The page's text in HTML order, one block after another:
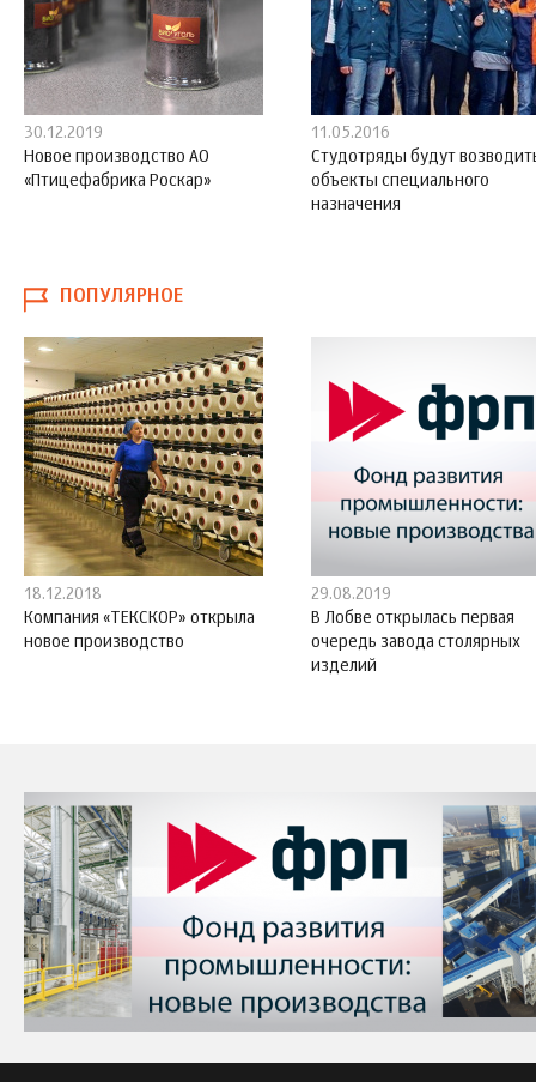
30.12.2019
Новое производство АО
«Птицефабрика Роскар»
11.05.2016
Студотряды будут
объекты специального
назначения
ПОПУЛЯРНОЕ
18.12.2018
Компания «ТЕКСКОР» открыла
новое производство
29.08.2019
В Лобве открылась первая
очередь завода столярных
изделий